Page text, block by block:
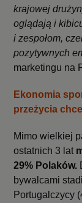
krajowej
oglądają i
i zespołom,
pozytywnych
marketingu na
Ekonomia
przeżycia
Mimo wielkiej
ostatnich 3 lat
29% Polaków.
bywalcami
Portugalczycy